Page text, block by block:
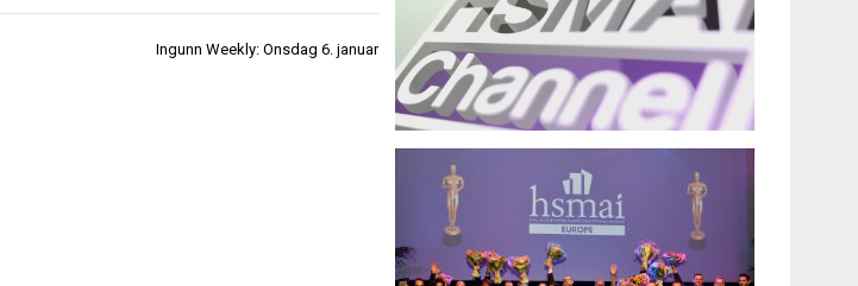
Ingunn Weekly: Onsdag 6. januar